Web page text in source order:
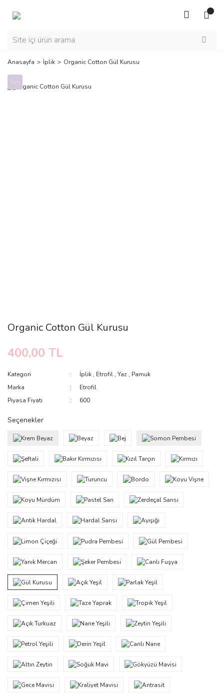
Anasayfa İplik Organic Cotton Gül Kurusu
Organic Cotton Gül Kurusu
400,00 TL
Kategori İplik , Etrofil,Yaz , Pamuk
Marka
Etrofil
Piyasa Fiyatı
600
Seçenekler